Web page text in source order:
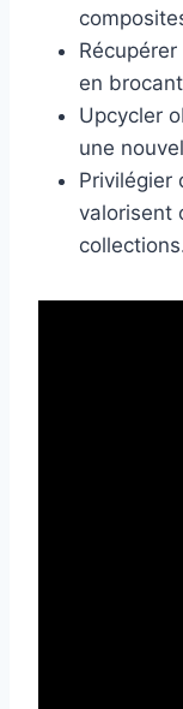
en
Upcycler
une
Privilégier
valorisent